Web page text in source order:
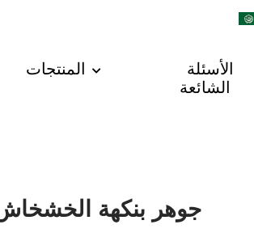
المنتجات
الأسئلة
الشائعة
جوهر بنكهة